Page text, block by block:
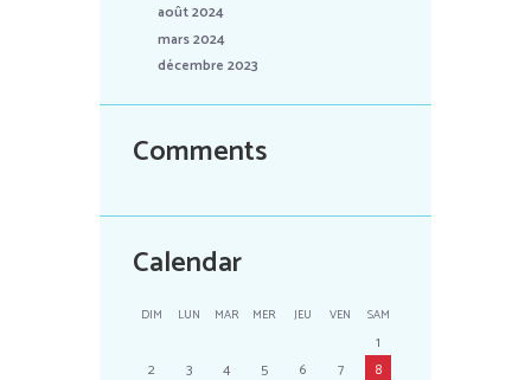
août 2024
mars 2024
décembre 2023
Comments
Calendar
DIM LUN MAR MER JEU VEN SAM
1
2
3 4 5 6 7
8